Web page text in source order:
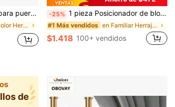
para la mayoría de las puertas, cerraduras del hogar, cerraduras de puertas
en Multicolor Herrajes para ventanas
-25% 1 pieza Posicionador de bloqueo de ventana Límite de ventana corrediza Cerradura de aleación de aluminio Protección infantil Cerradura antirrobo para puertas y ventanas (Como puede ver en la imagen, nuestro producto incluye una llave o dos llaves)
#1 Más vendidos en Familiar Herrajes para ventanas
$1.418 100+ vendidos
de